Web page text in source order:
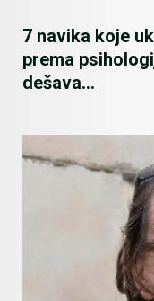
7 navika koje
prema
dešava…